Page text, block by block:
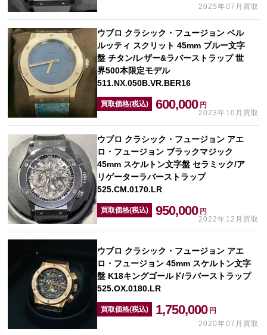
2025年07月買取
ウブロ クラシック・フュージョン ベル
ルッティ スクリット 45mm ブルー文字
盤 チタン/レザー&ラバーストラップ 世
界500本限定モデル
511.NX.050B.VR.BER16
買取価格(税込) 600,000 円
2023年10月買取
ウブロ クラシック・フュージョン アエ
ロ・フュージョン ブラックマジック
45mm スケルトン文字盤 セラミック/ア
リゲーターラバーストラップ
525.CM.0170.LR
買取価格(税込) 950,000 円
2022年12月買取
ウブロ クラシック・フュージョン アエ
ロ・フュージョン 45mm スケルトン文字
盤 K18キングゴールド/ラバーストラップ
525.OX.0180.LR
買取価格(税込) 1,750,000 円
2020年07月買取